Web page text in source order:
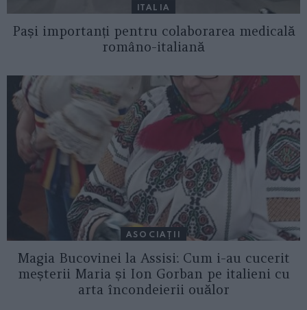
ITALIA
Pași importanți pentru colaborarea medicală
româno-italiană
ASOCIAŢII
Magia Bucovinei la Assisi: Cum i-au cucerit
meșterii Maria și Ion Gorban pe italieni cu
arta încondeierii ouălor